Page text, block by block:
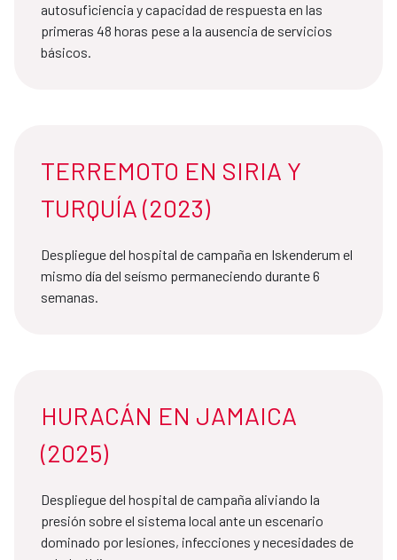
autosuficiencia y capacidad de respuesta en las
primeras 48 horas pese a la ausencia de servicios
básicos.
TERREMOTO EN SIRIA Y
TURQUÍA (2023)
Despliegue del hospital de campaña en Iskenderum el
mismo día del seísmo permaneciendo durante 6
semanas.
HURACÁN EN JAMAICA
(2025)
Despliegue del hospital de campaña aliviando la
presión sobre el sistema local ante un escenario
dominado por lesiones, infecciones y necesidades de